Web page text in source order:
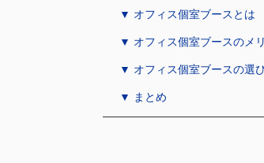
▼ オフィス個室ブースとは
▼ オフィス個室ブースのメ
▼ オフィス個室ブースの選
▼ まとめ